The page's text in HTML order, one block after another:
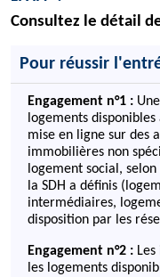
Consultez le détail
Pour réussir
Engagement n°1 :
logements
mise en ligne sur des
immobilières non
logement social,
la SDH a définis
intermédiaires,
disposition par les
Engagement n°2 :
les logements